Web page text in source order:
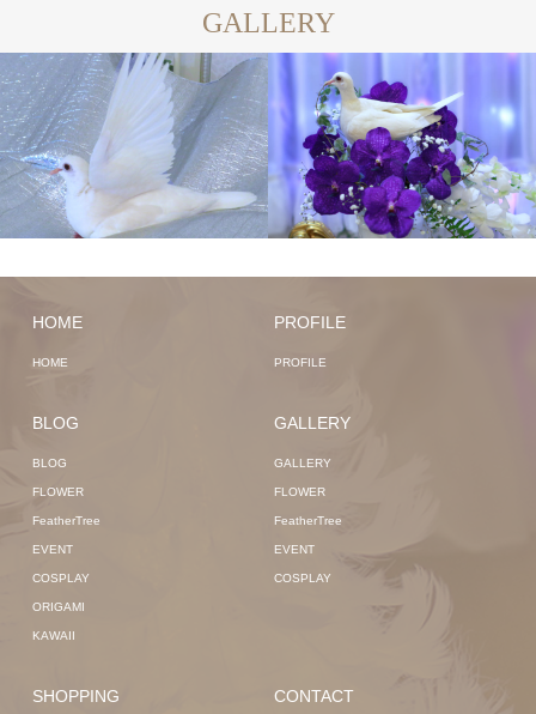
GALLERY
HOME
HOME
PROFILE
PROFILE
BLOG
BLOG
FLOWER
FeatherTree
EVENT
COSPLAY
ORIGAMI
KAWAII
GALLERY
GALLERY
FLOWER
FeatherTree
EVENT
COSPLAY
SHOPPING CONTACT